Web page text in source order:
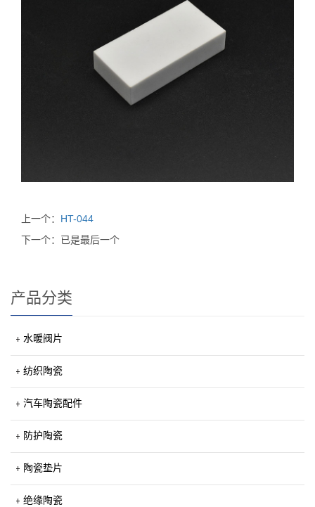
上一个： HT-044
下一个：已是最后一个
产品分类
水暖阀片
纺织陶瓷
汽车陶瓷配件
防护陶瓷
陶瓷垫片
绝缘陶瓷